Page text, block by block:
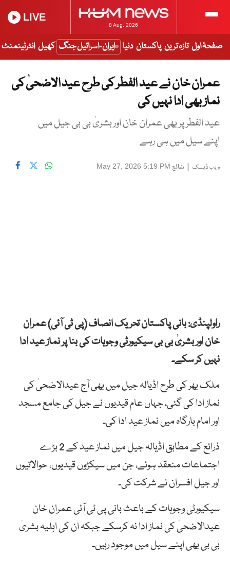
8 Aug, 2026
LIVE
صفحۂ اول تازہ ترین پاکستان دنیا ایران-اسرائیل جنگ کھیل انٹرٹینمنٹ
عمران خان نے عید الفطر کی طرح عید الاضحیٰ کی
نماز بھی ادا نہیں کی
عید الفطر پر بھی عمران خان اور بشریٰ بی بی جیل میں
اپنے سیل میں ہی رہے
ویب ڈیسک | شائع May 27, 2026 5:19 PM
راولپنڈی: بانی پاکستان تحریک انصاف (پی ٹی آئی) عمران
خان اور بشریٰ بی بی سیکیورٹی وجوہات کی بنا پر نماز عید ادا
نہیں کر سکے۔
ملک بھر کی طرح اڈیالہ جیل میں بھی آج عیدالاضحیٰ کی
نماز ادا کی گئی، جہاں عام قیدیوں نے جیل کی جامع مسجد
اور امام بارگاہ میں نماز عید ادا کی۔
ذرائع کے مطابق اڈیالہ جیل میں نماز عید کے 2 بڑے
اجتماعات منعقد ہوئے، جن میں سیکڑوں قیدیوں، حوالاتیوں
اور جیل افسران نے شرکت کی۔
سیکیورٹی وجوہات کے باعث بانی پی ٹی آئی عمران خان
عیدالاضحیٰ کی نماز ادا نہ کرسکے جبکہ ان کی اہلیہ بشریٰ
بی بی بھی اپنے سیل میں موجود رہیں۔